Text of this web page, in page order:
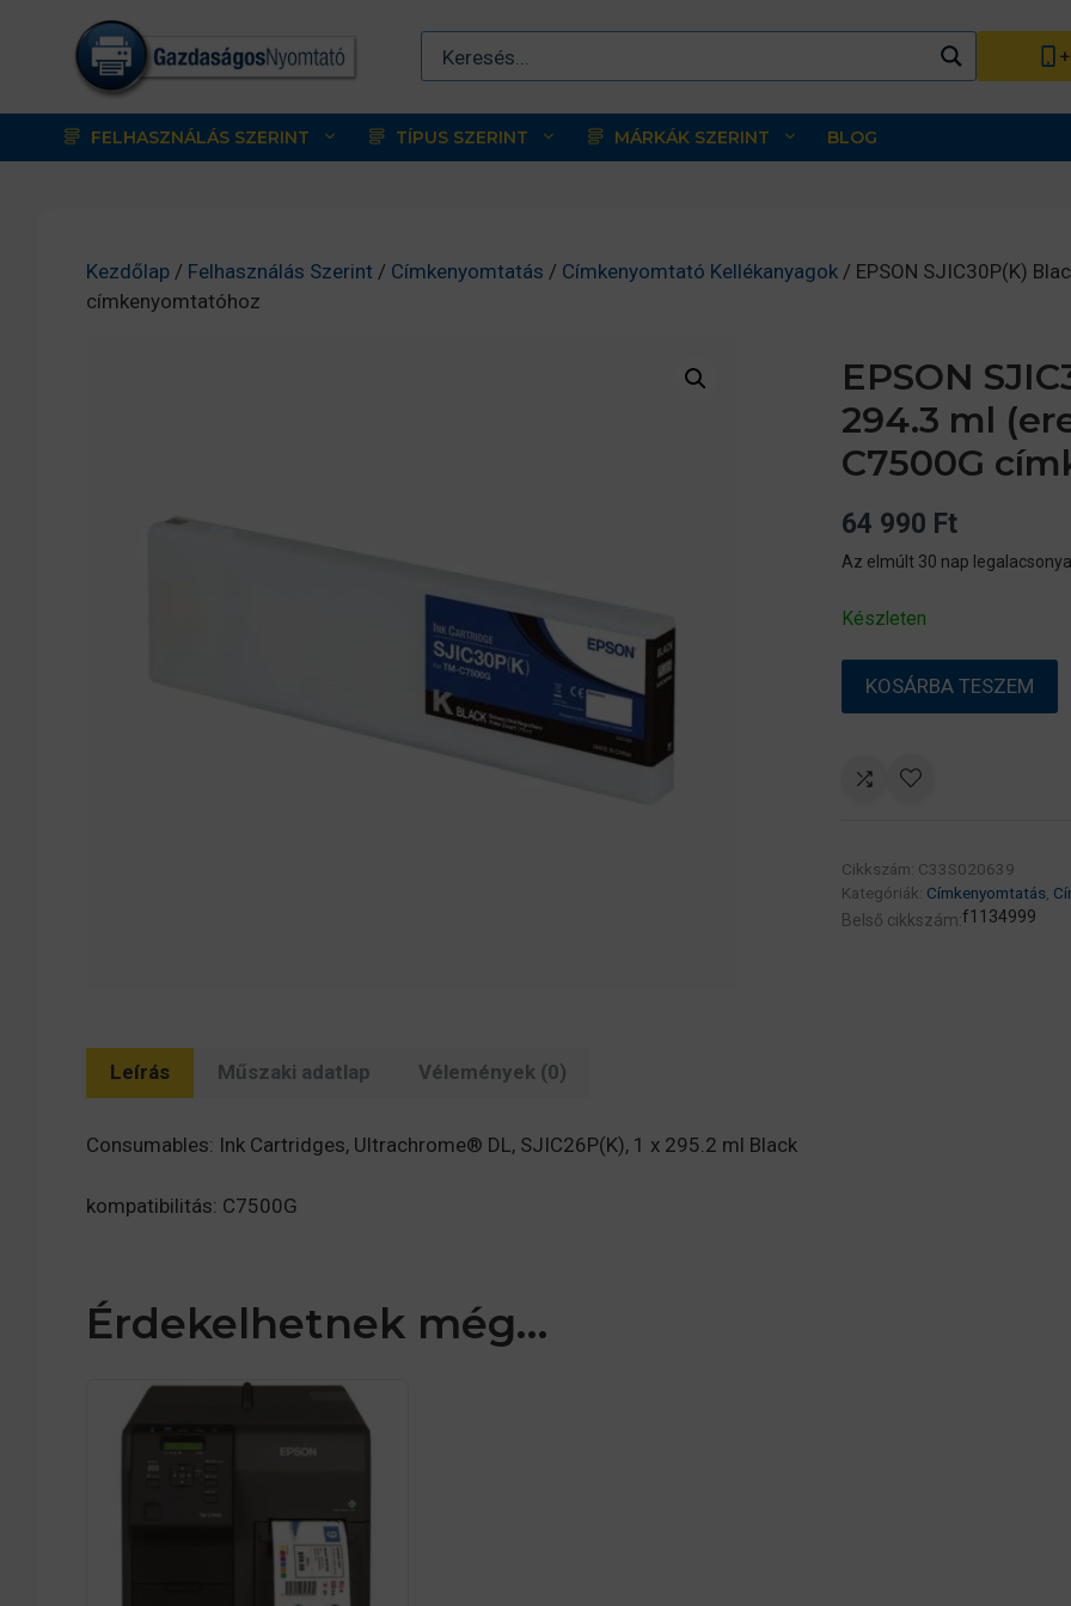
tartalomba
FELHASZNÁLÁS SZERINT TÍPUS SZERINT MÁRKÁK SZERINT BLOG
Kezdőlap / Felhasználás Szerint / Címkenyomtatás / Címkenyomtató Kellékanyagok / EPSON SJIC30P(K)
címkenyomtatóhoz
EPSON
294.3 ml
C7500G
64 990 Ft
Az elmúlt 30 nap
Készleten
EPSON
294.3
C33S020639
C7500G
KOSÁRBA TESZEM
Cikkszám: C33S020639
Kategóriák: Címkenyomtatás,
Belső cikkszám:f1134999
Leírás Műszaki adatlap Vélemények (0)
Consumables: Ink Cartridges, Ultrachrome® DL, SJIC26P(K), 1 x 295.2 ml Black
kompatibilitás: C7500G
Érdekelhetnek még…